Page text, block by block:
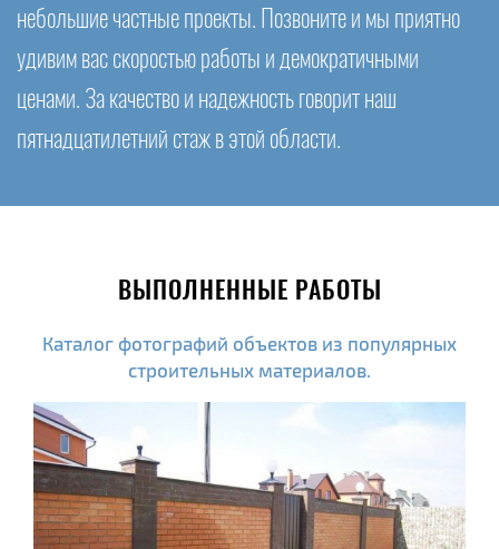
небольшие частные проекты. Позвоните и мы приятно
удивим вас скоростью работы и демократичными
ценами. За качество и надежность говорит наш
пятнадцатилетний стаж в этой области.
ВЫПОЛНЕННЫЕ РАБОТЫ
Каталог фотографий объектов из популярных
строительных материалов.